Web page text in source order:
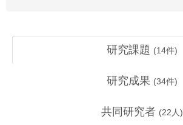
研究課題 (14件)
研究成果 (34件)
共同研究者 (22 人)